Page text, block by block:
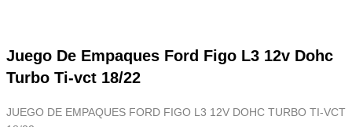
Juego De Empaques Ford Figo L3 12v Dohc
Turbo Ti-vct 18/22
JUEGO DE EMPAQUES FORD FIGO L3 12V DOHC TURBO TI-VCT